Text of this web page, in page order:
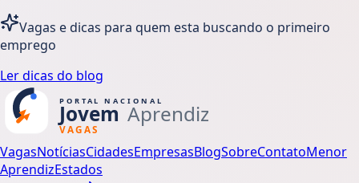
Vagas e dicas para quem esta buscando o primeiro
emprego
Ler dicas do blog
VagasNotíciasCidadesEmpresasBlogSobreContatoMenor
AprendizEstados